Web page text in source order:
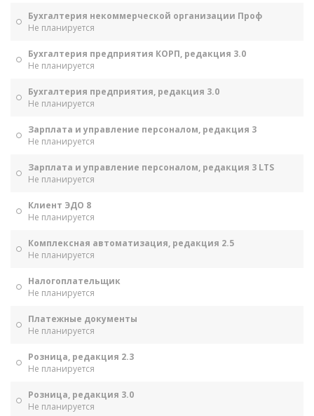
Бухгалтерия некоммерческой организации Проф
Не планируется
Бухгалтерия предприятия КОРП, редакция 3.0
Не планируется
Бухгалтерия предприятия, редакция 3.0
Не планируется
Зарплата и управление персоналом, редакция 3
Не планируется
Зарплата и управление персоналом, редакция 3 LTS
Не планируется
Клиент ЭДО 8
Не планируется
Комплексная автоматизация, редакция 2.5
Не планируется
Налогоплательщик
Не планируется
Платежные документы
Не планируется
Розница, редакция 2.3
Не планируется
Розница, редакция 3.0
Не планируется